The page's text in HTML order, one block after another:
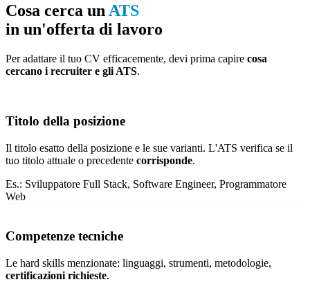
Cosa cerca un ATS
in un'offerta di lavoro
Per adattare il tuo CV efficacemente, devi prima capire cosa
cercano i recruiter e gli ATS.
Titolo della posizione
Il titolo esatto della posizione e le sue varianti. L'ATS verifica se il
tuo titolo attuale o precedente corrisponde.
Es.: Sviluppatore Full Stack, Software Engineer, Programmatore
Web
Competenze tecniche
Le hard skills menzionate: linguaggi, strumenti, metodologie,
certificazioni richieste.